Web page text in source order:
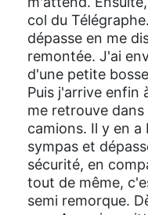
col du
dépasse en me
remontée. J'ai
d'une petite
Puis j'arrive enfin
me retrouve
camions. Il y en
sympas et
sécurité, en
tout de même,
semi remorque.